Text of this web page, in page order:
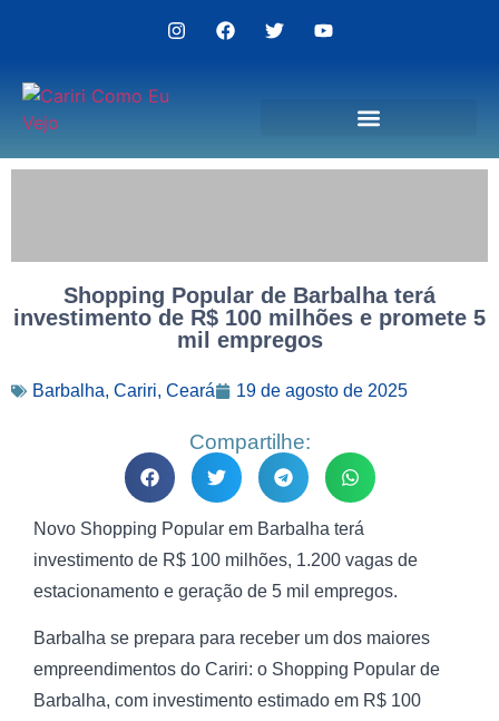
Shopping Popular de Barbalha terá
investimento de R$ 100 milhões e promete 5
mil empregos
Barbalha, Cariri, Ceará 19 de agosto de 2025
Compartilhe:
Novo Shopping Popular em Barbalha terá
investimento de R$ 100 milhões, 1.200 vagas de
estacionamento e geração de 5 mil empregos.
Barbalha se prepara para receber um dos maiores
empreendimentos do Cariri: o Shopping Popular de
Barbalha, com investimento estimado em R$ 100